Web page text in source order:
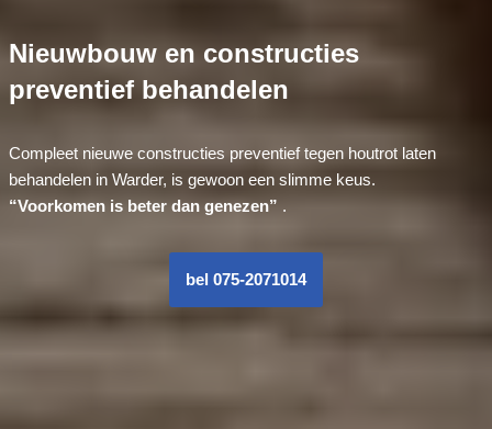
Nieuwbouw en constructies
preventief behandelen
Compleet nieuwe constructies preventief tegen houtrot laten
behandelen in Warder, is gewoon een slimme keus.
“Voorkomen is beter dan genezen” .
bel 075-2071014